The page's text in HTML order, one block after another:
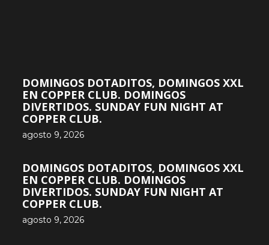
DOMINGOS DOTADITOS, DOMINGOS XXL
EN COPPER CLUB. DOMINGOS
DIVERTIDOS. SUNDAY FUN NIGHT AT
COPPER CLUB.
agosto 9, 2026
DOMINGOS DOTADITOS, DOMINGOS XXL
EN COPPER CLUB. DOMINGOS
DIVERTIDOS. SUNDAY FUN NIGHT AT
COPPER CLUB.
agosto 9, 2026